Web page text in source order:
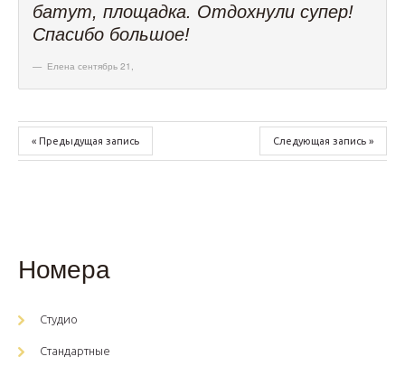
батут, площадка. Отдохнули супер!
Спасибо большое!
Елена сентябрь 21
« Предыдущая запись Следующая запись »
Номера
Студио
Стандартные